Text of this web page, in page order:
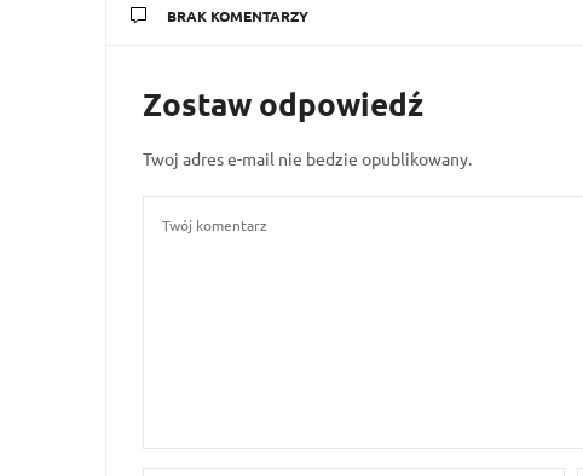
BRAK KOMENTARZY
Zostaw odpowiedź
Twoj adres e-mail nie bedzie opublikowany.